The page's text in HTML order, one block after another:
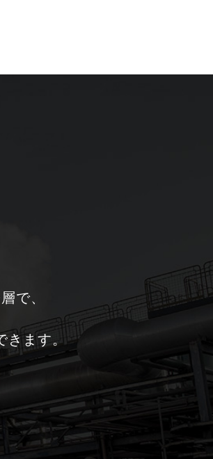
で、
ます。